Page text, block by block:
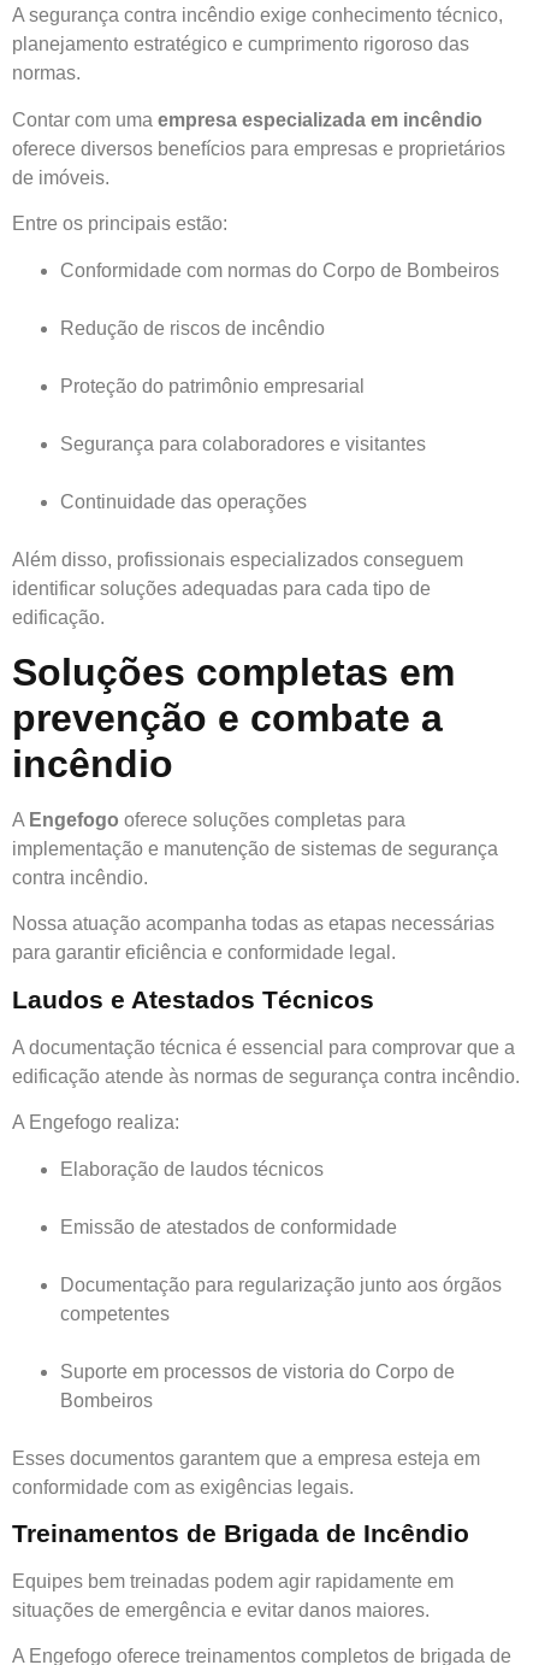
A segurança contra incêndio exige conhecimento técnico,
planejamento estratégico e cumprimento rigoroso das
normas.
Contar com uma empresa especializada em incêndio
oferece diversos benefícios para empresas e proprietários
de imóveis.
Entre os principais estão:
Conformidade com normas do Corpo de Bombeiros
Redução de riscos de incêndio
Proteção do patrimônio empresarial
Segurança para colaboradores e visitantes
Continuidade das operações
Além disso, profissionais especializados conseguem
identificar soluções adequadas para cada tipo de
edificação.
Soluções completas em
prevenção e combate a
incêndio
A Engefogo oferece soluções completas para
implementação e manutenção de sistemas de segurança
contra incêndio.
Nossa atuação acompanha todas as etapas necessárias
para garantir eficiência e conformidade legal.
Laudos e Atestados Técnicos
A documentação técnica é essencial para comprovar que a
edificação atende às normas de segurança contra incêndio.
A Engefogo realiza:
Elaboração de laudos técnicos
Emissão de atestados de conformidade
Documentação para regularização junto aos órgãos
competentes
Suporte em processos de vistoria do Corpo de
Bombeiros
Esses documentos garantem que a empresa esteja em
conformidade com as exigências legais.
Treinamentos de Brigada de Incêndio
Equipes bem treinadas podem agir rapidamente em
situações de emergência e evitar danos maiores.
A Engefogo oferece treinamentos completos de brigada de